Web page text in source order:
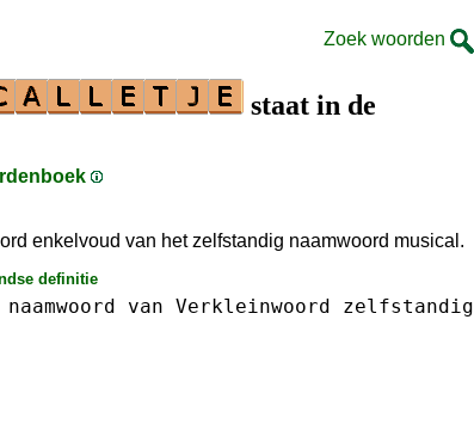
Zoek woorden
staat in de
enkelvoud van het zelfstandig naamwoord musical.
definitie
naamwoord van Verkleinwoord
zelfstandig